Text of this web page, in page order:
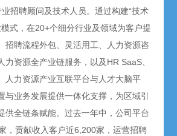
招聘顾问及技术人员。通过构建“技术
式，在20+个细分行业及领域为客户提
招聘流程外包、灵活用工、人力资源咨
力资源全产业链服务，以及HR SaaS、
人力资源产业互联平台与人才大脑平
与业务发展提供一体化支撑，为区域引
供全链条赋能。过去一年中，公司平台
，贡献收入客户近6,200家，运营招聘